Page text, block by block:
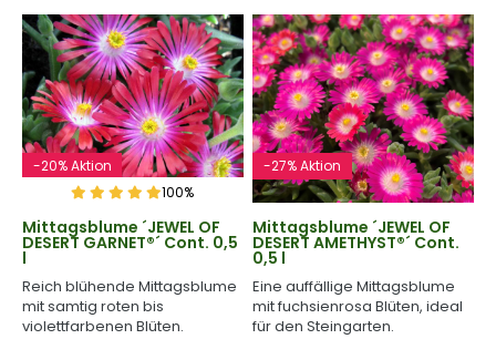
-20% Aktion
100%
Mittagsblume ´JEWEL OF
DESERT GARNET®´ Cont. 0,5
l
Reich blühende Mittagsblume
mit samtig roten bis
violettfarbenen Blüten.
-27% Aktion
Mittagsblume ´JEWEL OF
DESERT AMETHYST®´ Cont.
0,5 l
Eine auffällige Mittagsblume
mit fuchsienrosa Blüten, ideal
für den Steingarten.